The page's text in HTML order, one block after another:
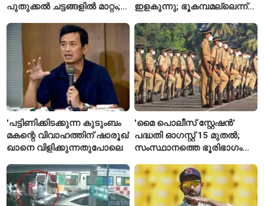
പുതുക്കൽ ചട്ടങ്ങളിൽ മാറ്റം;
അറിയേണ്ട രണ്ട് പ്രധാന
കാര്യങ്ങൾ
ഇളകുന്നു; ഭൂകമ്പമല്ലെന്ന്
'പട്ടിണിക്കിടക്കുന്ന കുടുംബം
മകന്റെ വിവാഹത്തിന് ഷാരൂഖ്
ഖാനെ വിളിക്കുന്നതുപോലെ
'മൈ പൊലീസ് സ്റ്റേഷൻ'
പദ്ധതി ഓഗസ്റ്റ് 15 മുതൽ;
സംസ്ഥാനത്തെ ഭൂരിഭാഗം
എസ്‌ഐമാർക്ക്